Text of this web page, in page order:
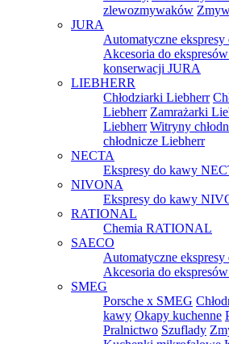
zlewozmywaków
JURA
Automatyczne
Akcesoria do
konserwacji JURA
LIEBHERR
Chłodziarki Liebherr
Liebherr Zamrażarki
Liebherr Witryny
chłodnicze Liebherr
NECTA
Ekspresy do kawy
NIVONA
Ekspresy do kawy
RATIONAL
Chemia RATIONAL
SAECO
Automatyczne
Akcesoria do
SMEG
Porsche x SMEG
kawy Okapy kuchenne
Pralnictwo Szuflady